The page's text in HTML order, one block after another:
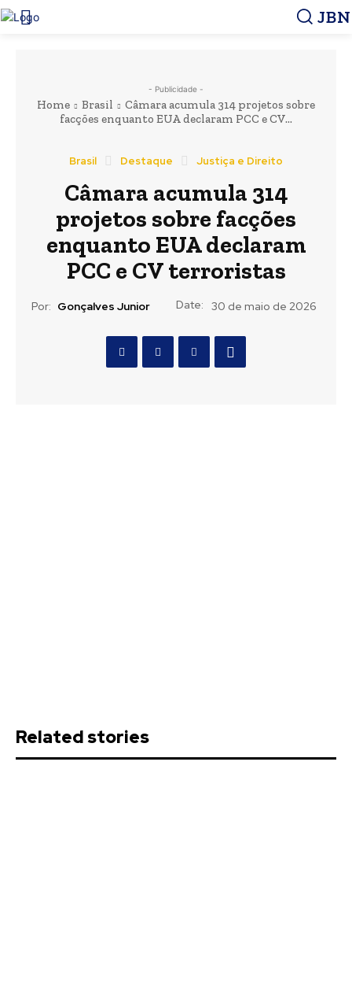
JBN
- Publicidade -
Home Brasil
Câmara acumula 314 projetos sobre
facções enquanto EUA declaram PCC e CV...
Brasil Destaque Justiça e Direito
Câmara acumula 314
projetos sobre facções
enquanto EUA declaram
PCC e CV terroristas
Por: Gonçalves Junior Date: 30 de maio de 2026
Related stories